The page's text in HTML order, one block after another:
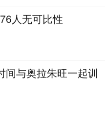
人无可比性
间与奥拉朱旺一起训